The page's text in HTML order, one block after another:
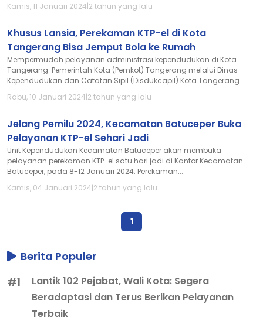
Kamis, 11 Januari 2024|2 tahun yang lalu
Khusus Lansia, Perekaman KTP-el di Kota
Tangerang Bisa Jemput Bola ke Rumah
Mempermudah pelayanan administrasi kependudukan di Kota
Tangerang. Pemerintah Kota (Pemkot) Tangerang melalui Dinas
Kependudukan dan Catatan Sipil (Disdukcapil) Kota Tangerang...
Rabu, 10 Januari 2024|2 tahun yang lalu
Jelang Pemilu 2024, Kecamatan Batuceper Buka
Pelayanan KTP-el Sehari Jadi
Unit Kependudukan Kecamatan Batuceper akan membuka
pelayanan perekaman KTP-el satu hari jadi di Kantor Kecamatan
Batuceper, pada 8-12 Januari 2024. Perekaman...
Kamis, 04 Januari 2024|2 tahun yang lalu
1
Berita Populer
#1
Lantik 102 Pejabat, Wali Kota: Segera
Beradaptasi dan Terus Berikan Pelayanan
Terbaik